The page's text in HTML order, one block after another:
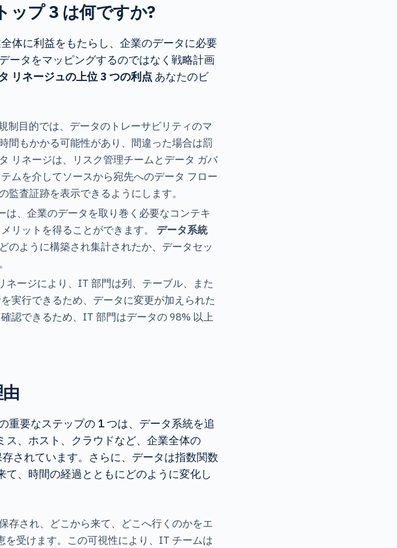
ップ 3 は何ですか?
体に利益をもたらし、企業のデータに必要
ータをマッピングするのではなく戦略計画
リネージュの上位 3 つの利点 あなたのビ
制目的では、データのトレーサビリティのマ
間もかかる可能性があり、間違った場合は罰
リネージは、リスク管理チームとデータ ガバ
ムを介してソースから宛先へのデータ フロー
査証跡を表示できるようにします。
は、企業のデータを取り巻く必要なコンテキ
リットを得ることができます。
データ系統
のように構築され集計されたか、データセッ
ネージにより、IT 部門は列、テーブル、また
実行できるため、データに変更が加えられた
認できるため、IT 部門はデータの 98% 以上
重要なステップの 1 つは、データ系統を追
、ホスト、クラウドなど、企業全体の
されています。さらに、データは指数関数
、時間の経過とともにどのように変化し
存され、どこから来て、どこへ行くのかをエ
受けます。この可視性により、IT チームは